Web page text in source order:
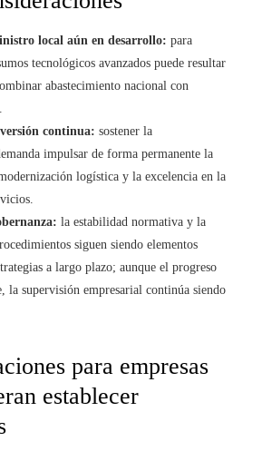
local aún en desarrollo: para
tecnológicos avanzados puede resultar
abastecimiento nacional con
continua: sostener la
impulsar de forma permanente la
logística y la excelencia en la
la estabilidad normativa y la
siguen siendo elementos
a largo plazo; aunque el progreso
la supervisión empresarial continúa siendo
para empresas
establecer